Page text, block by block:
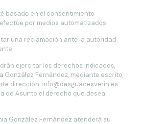
basado en el consentimiento
por medios automatizados
una reclamación ante la autoridad
ejercitar los derechos indicados,
González Fernández, mediante escrito,
dirección: info@desguacesverin.es
de Asunto el derecho que desea
González Fernández atenderá su